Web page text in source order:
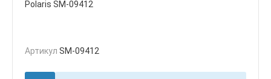
Polaris SM-09412
Артикул SM-09412